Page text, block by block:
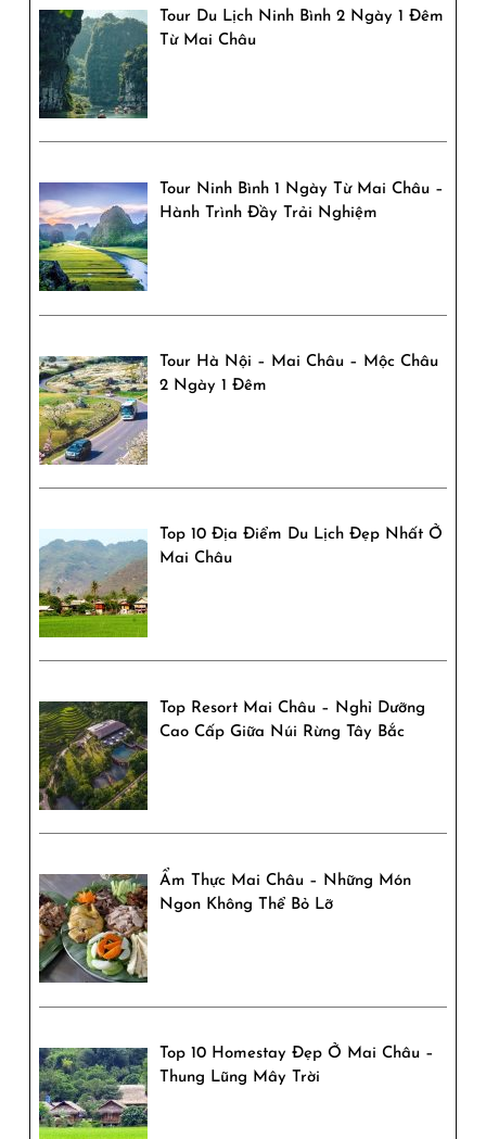
–
sắc
màu
Tây
Tour Du Lịch Ninh Bình 2 Ngày 1 Đêm
Từ Mai Châu
Tour Ninh Bình 1 Ngày Từ Mai Châu –
Hành Trình Đầy Trải Nghiệm
Tour Hà Nội – Mai Châu – Mộc Châu
2 Ngày 1 Đêm
Top 10 Địa Điểm Du Lịch Đẹp Nhất Ở
Mai Châu
Top Resort Mai Châu – Nghỉ Dưỡng
Cao Cấp Giữa Núi Rừng Tây Bắc
Ẩm Thực Mai Châu – Những Món
Ngon Không Thể Bỏ Lỡ
Top 10 Homestay Đẹp Ở Mai Châu –
Thung Lũng Mây Trời